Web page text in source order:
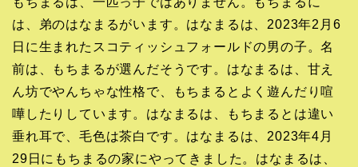
は、弟のはなまるがいます。はなまるは、2023年2月6
日に生まれたスコティッシュフォールドの男の子。名
前は、もちまるが選んだそうです。はなまるは、甘え
ん坊でやんちゃな性格で、もちまるとよく遊んだり喧
嘩したりしています。はなまるは、もちまるとは違い
垂れ耳で、毛色は茶白です。はなまるは、2023年4月
29日にもちまるの家にやってきました。はなまるは、